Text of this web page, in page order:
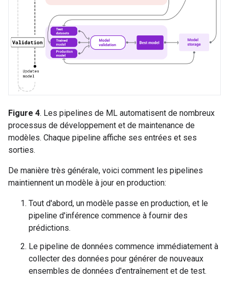
Figure 4. Les pipelines de ML automatisent de nombreux
processus de développement et de maintenance de
modèles. Chaque pipeline affiche ses entrées et ses
sorties.
De manière très générale, voici comment les pipelines
maintiennent un modèle à jour en production:
Tout d'abord, un modèle passe en production, et le
pipeline d'inférence commence à fournir des
prédictions.
Le pipeline de données commence immédiatement à
collecter des données pour générer de nouveaux
ensembles de données d'entraînement et de test.